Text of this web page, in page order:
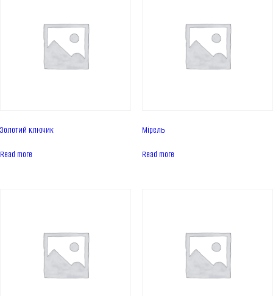
Айс десерти Дофамін
Золотий ключик
Read more
Мірель
Read more